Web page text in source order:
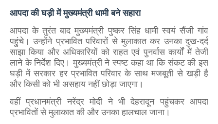
आपदा की घड़ी में मुख्यमंत्री धामी बने सहारा
आपदा के तुरंत बाद मुख्यमंत्रीपुष्कर सिंह धामीस्वयं सैंजी गांव
पहुंचे। उन्होंने प्रभावित परिवारों से मुलाकात कर उनका दुख-दर्द
साझा किया और अधिकारियों को राहत एवं पुनर्वास कार्यों में तेजी
लाने के निर्देश दिए। मुख्यमंत्री ने स्पष्ट कहा था कि संकट की इस
घड़ी में सरकार हर प्रभावित परिवार के साथ मजबूती से खड़ी है
और किसी को भी असहाय नहीं छोड़ा जाएगा।
वहीं प्रधानमंत्रीनरेंद्र मोदीने भी देहरादून पहुंचकर आपदा
प्रभावितों से मुलाकात की और उनका हालचाल जाना।